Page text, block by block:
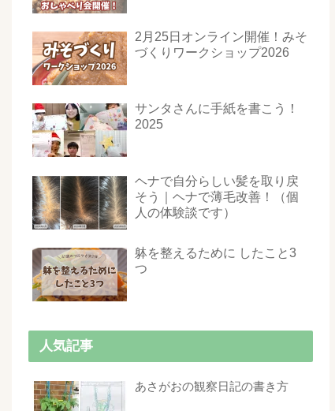
2月25日オンライン開催！みそ
づくりワークショップ2026
サンタさんに手紙を書こう！
2025
ヘナで自分らしい髪を取り戻
そう｜ヘナで薄毛改善！（個
人の体験談です）
躰を整えるために したこと3
つ
人気記事
あさがおの観察日記の書き方